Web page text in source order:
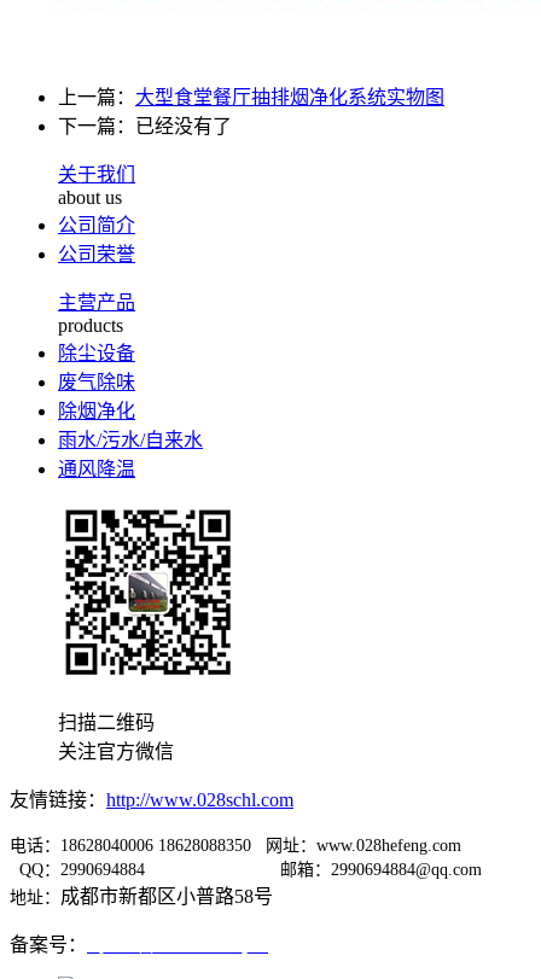
上一篇： 大型食堂餐厅抽排烟净化系统实物图
下一篇：已经没有了
关于我们
about us
公司简介
公司荣誉
主营产品
products
除尘设备
废气除味
除烟净化
雨水/污水/自来水
通风降温
扫描二维码
关注官方微信
友情链接： http://www.028schl.com
电话：18628040006 18628088350 网址：www.028hefeng.com
QQ：2990694884
邮箱：2990694884@qq.com
地址： 成都市新都区小普路58号
备案号：